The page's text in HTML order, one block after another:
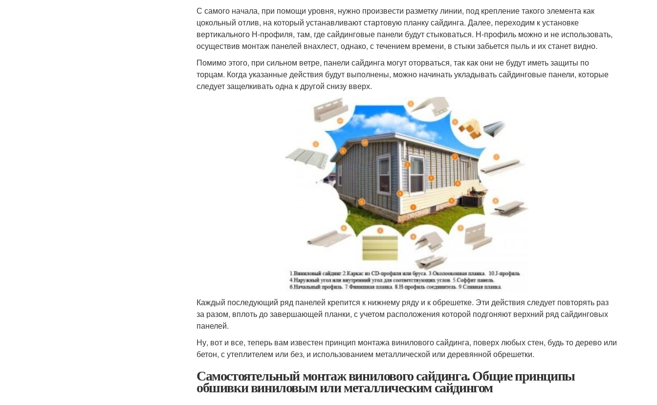
С самого начала, при помощи уровня, нужно произвести разметку линии, под крепление такого элемента как
цокольный отлив, на который устанавливают стартовую планку сайдинга. Далее, переходим к установке
вертикального Н-профиля, там, где сайдинговые панели будут стыковаться. Н-профиль можно и не использовать,
осуществив монтаж панелей внахлест, однако, с течением времени, в стыки забьется пыль и их станет видно.
Помимо этого, при сильном ветре, панели сайдинга могут оторваться, так как они не будут иметь защиты по
торцам. Когда указанные действия будут выполнены, можно начинать укладывать сайдинговые панели, которые
следует защелкивать одна к другой снизу вверх.
Каждый последующий ряд панелей крепится к нижнему ряду и к обрешетке. Эти действия следует повторять раз
за разом, вплоть до завершающей планки, с учетом расположения которой подгоняют верхний ряд сайдинговых
панелей.
Ну, вот и все, теперь вам известен принцип монтажа винилового сайдинга, поверх любых стен, будь то дерево или
бетон, с утеплителем или без, и использованием металлической или деревянной обрешетки.
Самостоятельный монтаж винилового сайдинга. Общие принципы
обшивки виниловым или металлическим сайдингом